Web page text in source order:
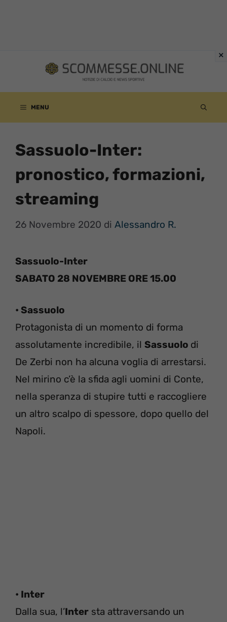
contenuto
MENU
Sassuolo-Inter:
pronostico, formazioni,
streaming
26 Novembre 2020 di Alessandro R.
Sassuolo-Inter
SABATO 28 NOVEMBRE ORE 15.00
• Sassuolo
Protagonista di un momento di forma
assolutamente incredibile, il Sassuolo di
De Zerbi non ha alcuna voglia di arrestarsi.
Nel mirino c’è la sfida agli uomini di Conte,
nella speranza di stupire tutti e raccogliere
un altro scalpo di spessore, dopo quello del
Napoli.
• Inter
Dalla sua, l’Inter sta attraversando un